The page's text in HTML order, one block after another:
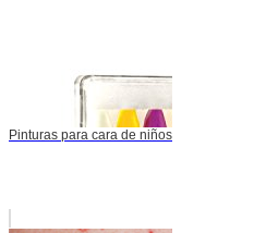
Pinturas para cara de niños